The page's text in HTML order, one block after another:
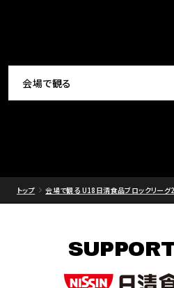
会場で観る
トップ 会場で観る U18日清食品ブロックリー